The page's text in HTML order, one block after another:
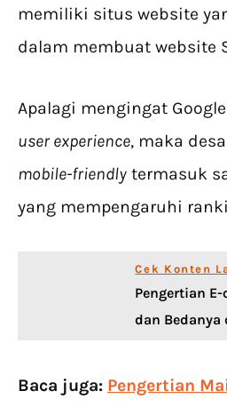
memiliki situs website
dalam membuat website
Apalagi mengingat
user experience, maka
mobile-friendly termasuk
yang mempengaruhi
Cek Konten
Pengertian
dan Bedanya
Baca juga: Pengertian